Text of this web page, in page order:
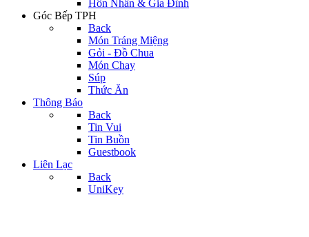
Hôn Nhân & Gia Đình
Góc Bếp TPH
Back
Món Tráng Miệng
Gỏi - Đồ Chua
Món Chay
Súp
Thức Ăn
Thông Báo
Back
Tin Vui
Tin Buồn
Guestbook
Liên Lạc
Back
UniKey